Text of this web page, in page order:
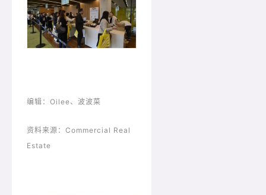
编辑：Oilee、波波菜
资料来源： Commercial Real
Estate